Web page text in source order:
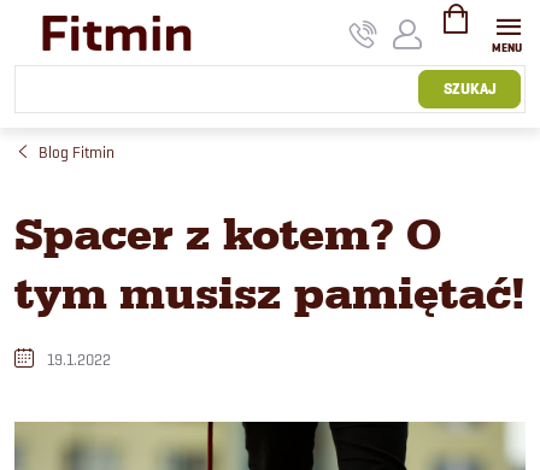
treści
SZUKAJ
KOSZYK
Blog Fitmin
Spacer z kotem? O
tym musisz pamiętać!
19.1.2022